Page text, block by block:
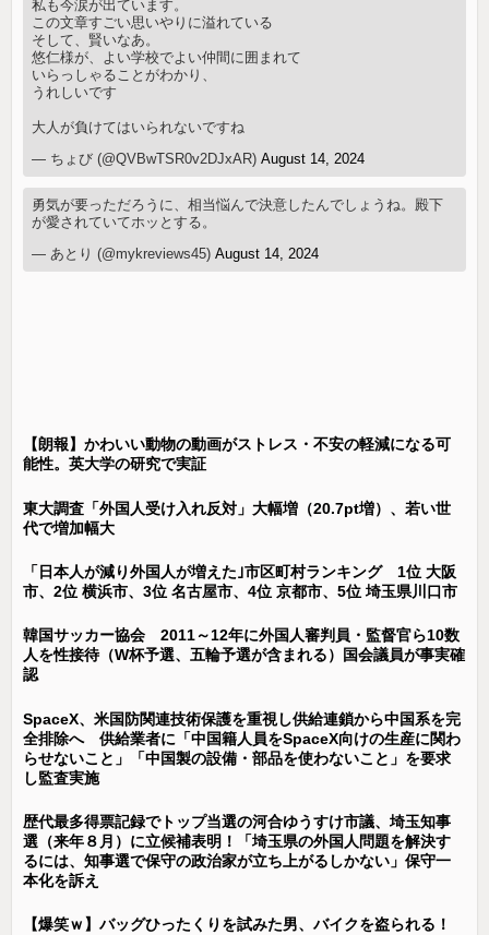
私も今涙が出ています。
この文章すごい思いやりに溢れている
そして、賢いなあ。
悠仁様が、よい学校でよい仲間に囲まれて
いらっしゃることがわかり、
うれしいです
大人が負けてはいられないですね
— ちょび (@QVBwTSR0v2DJxAR)August 14, 2024
勇気が要っただろうに、相当悩んで決意したんでしょうね。殿下
が愛されていてホッとする。
— あとり (@mykreviews45)August 14, 2024
【朗報】かわいい動物の動画がストレス・不安の軽減になる可
能性。英大学の研究で実証
東大調査「外国人受け入れ反対」大幅増（20.7pt増）、若い世
代で増加幅大
「日本人が減り外国人が増えた｣市区町村ランキング 1位 大阪
市、2位 横浜市、3位 名古屋市、4位 京都市、5位 埼玉県川口市
韓国サッカー協会 2011～12年に外国人審判員・監督官ら10数
人を性接待（W杯予選、五輪予選が含まれる）国会議員が事実確
認
SpaceX、米国防関連技術保護を重視し供給連鎖から中国系を完
全排除へ 供給業者に「中国籍人員をSpaceX向けの生産に関わ
らせないこと」「中国製の設備・部品を使わないこと」を要求
し監査実施
歴代最多得票記録でトップ当選の河合ゆうすけ市議、埼玉知事
選（来年８月）に立候補表明！「埼玉県の外国人問題を解決す
るには、知事選で保守の政治家が立ち上がるしかない」保守一
本化を訴え
【爆笑ｗ】バッグひったくりを試みた男、バイクを盗られる！